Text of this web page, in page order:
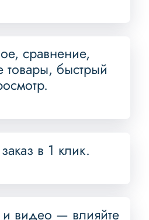
сравнение,
быстрый
в 1 клик.
видео — влияйте